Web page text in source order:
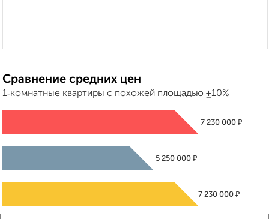
Сравнение средних цен
1‑комнатные квартиры с похожей площадью ±10%
7 230 000 ₽
5 250 000₽
7 230 000 ₽